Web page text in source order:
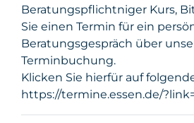
Beratungspflichtniger Kurs,
Sie einen Termin für ein
Beratungsgespräch über
Terminbuchung.
Klicken Sie hierfür auf
https://termine.essen.de/